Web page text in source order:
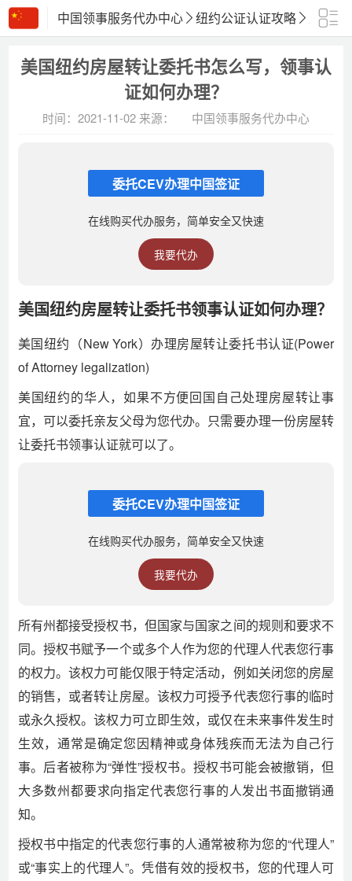
中国领事服务代办中心 纽约公证认证攻略 正文
美国纽约房屋转让委托书怎么写，领事认
证如何办理？
时间：2021-11-02 来源： 中国领事服务代办中心
委托CEV办理中国签证
在线购买代办服务，简单安全又快速
我要代办
美国纽约房屋转让委托书领事认证如何办理？
美国纽约（New York）办理房屋转让委托书认证(Power
of Attorney legalization)
美国纽约的华人，如果不方便回国自己处理房屋转让事
宜，可以委托亲友父母为您代办。只需要办理一份房屋转
让委托书领事认证就可以了。
委托CEV办理中国签证
在线购买代办服务，简单安全又快速
我要代办
所有州都接受授权书，但国家与国家之间的规则和要求不
同。授权书赋予一个或多个人作为您的代理人代表您行事
的权力。该权力可能仅限于特定活动，例如关闭您的房屋
的销售，或者转让房屋。该权力可授予代表您行事的临时
或永久授权。该权力可立即生效，或仅在未来事件发生时
生效，通常是确定您因精神或身体残疾而无法为自己行
事。后者被称为“弹性”授权书。授权书可能会被撤销，但
大多数州都要求向指定代表您行事的人发出书面撤销通
知。
授权书中指定的代表您行事的人通常被称为您的“代理人”
或“事实上的代理人”。凭借有效的授权书，您的代理人可